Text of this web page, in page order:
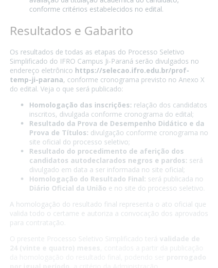
conforme critérios estabelecidos no edital.
Resultados e Gabarito
Os resultados de todas as etapas do Processo Seletivo
Simplificado do IFRO Campus Ji-Paraná serão divulgados no
endereço eletrônico https://selecao.ifro.edu.br/prof-
temp-ji-parana, conforme cronograma previsto no Anexo X
do edital. Veja o que será publicado:
Homologação das inscrições: relação dos candidatos
inscritos, divulgada conforme cronograma do edital;
Resultado da Prova de Desempenho Didático e da
Prova de Títulos: divulgação conforme cronograma no
site oficial do processo seletivo;
Resultado do procedimento de aferição dos
candidatos autodeclarados negros e pardos: será
divulgado em data a ser informada no site oficial;
Homologação do Resultado Final: será publicada no
Diário Oficial da União e no site do processo seletivo.
A homologação do resultado final representa o ato oficial que
valida todo o certame e autoriza a convocação dos aprovados
para contratação.
O presente Processo Seletivo Simplificado terá validade de